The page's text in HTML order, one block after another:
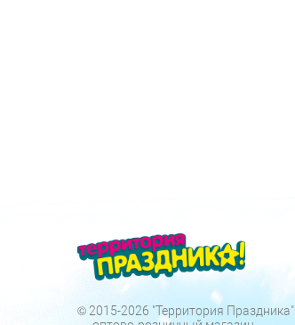
© 2015-2026 "Территория Праздника"